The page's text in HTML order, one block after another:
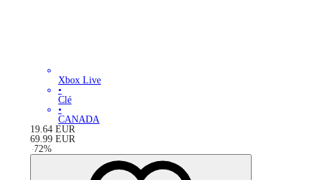
Xbox Live
•
Clé
•
CANADA
19.64 EUR
69.99 EUR
-72%